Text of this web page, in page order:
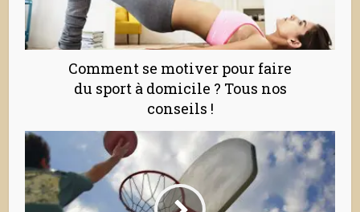
Comment se motiver pour faire
du sport à domicile ? Tous nos
conseils !